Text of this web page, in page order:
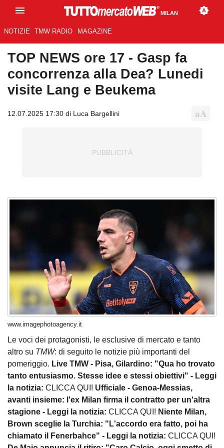
MILAN
NOTIZIE TMW RADIO MAGAZINE
TOP NEWS ore 17 - Gasp fa
concorrenza alla Dea? Lunedi
visite Lang e Beukema
12.07.2025 17:30 di Luca Bargellini
www.imagephotoagency.it
Le voci dei protagonisti, le esclusive di mercato e tanto
altro su TMW: di seguito le notizie più importanti del
pomeriggio. Live TMW - Pisa, Gilardino: "Qua ho trovato
tanto entusiasmo. Stesse idee e stessi obiettivi" - Leggi
la notizia: CLICCA QUI! Ufficiale - Genoa-Messias,
avanti insieme: l'ex Milan firma il contratto per un'altra
stagione - Leggi la notizia: CLICCA QUI! Niente Milan,
Brown sceglie la Turchia: "L'accordo era fatto, poi ha
chiamato il Fenerbahce" - Leggi la notizia: CLICCA QUI!